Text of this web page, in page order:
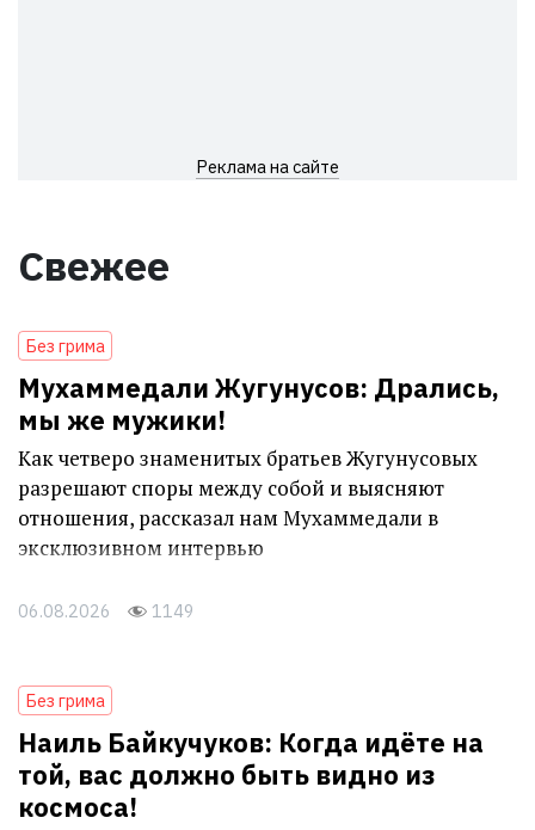
Реклама на сайте
Свежее
Без грима
Мухаммедали Жугунусов: Дрались,
мы же мужики!
Как четверо знаменитых братьев Жугунусовых
разрешают споры между собой и выясняют
отношения, рассказал нам Мухаммедали в
эксклюзивном интервью
06.08.2026 1149
Без грима
Наиль Байкучуков: Когда идёте на
той, вас должно быть видно из
космоса!